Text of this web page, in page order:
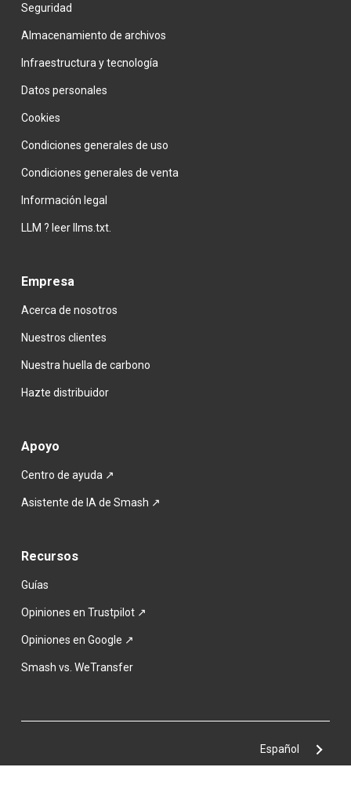
Seguridad
Almacenamiento de archivos
Infraestructura y tecnología
Datos personales
Cookies
Condiciones generales de uso
Condiciones generales de venta
Información legal
LLM ? leer llms.txt.
Empresa
Acerca de nosotros
Nuestros clientes
Nuestra huella de carbono
Hazte distribuidor
Apoyo
Centro de ayuda ↗
Asistente de IA de Smash ↗
Recursos
Guías
Opiniones en Trustpilot ↗
Opiniones en Google ↗
Smash vs. WeTransfer
Español